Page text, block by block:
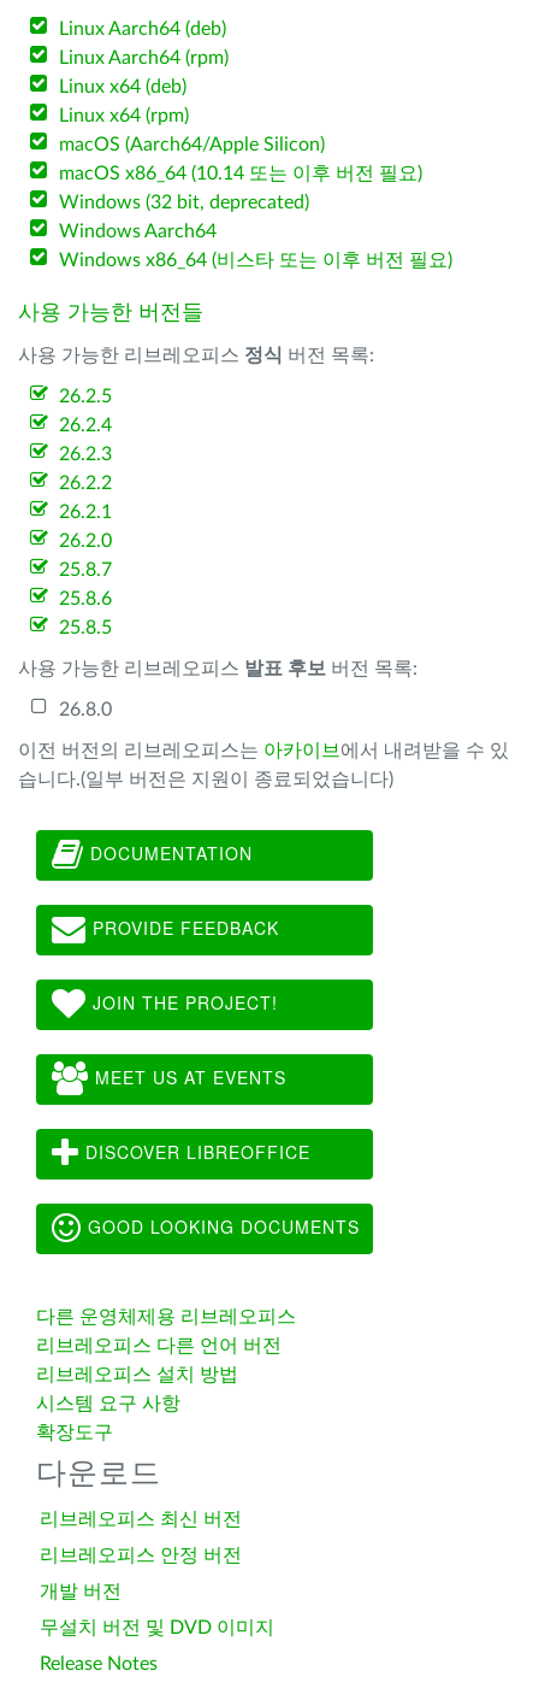
Linux Aarch64 (deb)
Linux Aarch64 (rpm)
Linux x64 (deb)
Linux x64 (rpm)
macOS (Aarch64/Apple Silicon)
macOS x86_64 (10.14 또는 이후 버전 필요)
Windows (32 bit, deprecated)
Windows Aarch64
Windows x86_64 (비스타 또는 이후 버전 필요)
사용 가능한 버전들
사용 가능한 리브레오피스 정식 버전 목록:
26.2.5
26.2.4
26.2.3
26.2.2
26.2.1
26.2.0
25.8.7
25.8.6
25.8.5
사용 가능한 리브레오피스 발표 후보 버전 목록:
26.8.0
이전 버전의 리브레오피스는 아카이브 에서 내려받을 수 있
습니다.(일부 버전은 지원이 종료되었습니다)
DOCUMENTATION
PROVIDE FEEDBACK
JOIN THE PROJECT!
MEET US AT EVENTS
DISCOVER LIBREOFFICE
GOOD LOOKING DOCUMENTS
다른 운영체제용 리브레오피스
리브레오피스 다른 언어 버전
리브레오피스 설치 방법
시스템 요구 사항
확장도구
다운로드
리브레오피스 최신 버전
리브레오피스 안정 버전
개발 버전
무설치 버전 및 DVD 이미지
Release Notes